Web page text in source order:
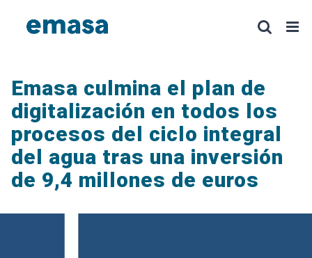
Emasa culmina el plan de
digitalización en todos los
procesos del ciclo integral
del agua tras una inversión
de 9,4 millones de euros